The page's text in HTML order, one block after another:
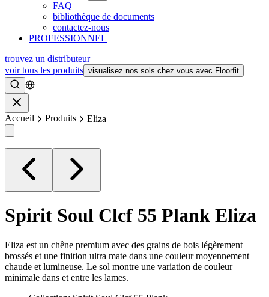
FAQ
bibliothèque de documents
contactez-nous
PROFESSIONNEL
trouvez un distributeur
voir tous les produits visualisez nos sols chez vous avec Floorfit
Rechercher
Accueil Produits Eliza
Spirit Soul Clcf 55 Plank Eliza
Eliza est un chêne premium avec des grains de bois légèrement
brossés et une finition ultra mate dans une couleur moyennement
chaude et lumineuse. Le sol montre une variation de couleur
minimale dans et entre les lames.